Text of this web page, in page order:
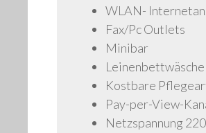
WLAN-
Fax/Pc Outlets
Minibar
Leinenbettwäsche
Kostbare
Pay-per-View-
Netzspannung